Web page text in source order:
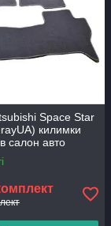
Space Star
килимки
в салон авто